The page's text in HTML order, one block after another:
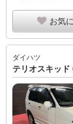
お気
ダイハツ
テリオスキッ